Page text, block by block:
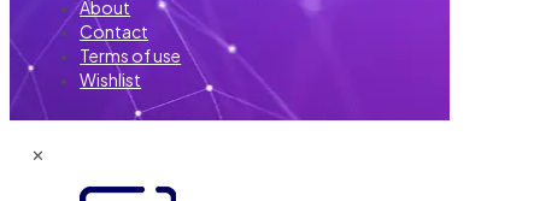
About
Contact
Terms of use
Wishlist
✕